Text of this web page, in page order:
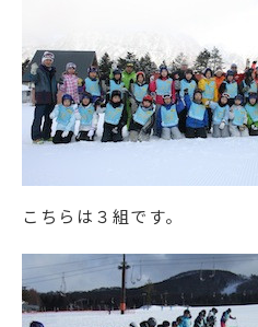
こちらは３組です。